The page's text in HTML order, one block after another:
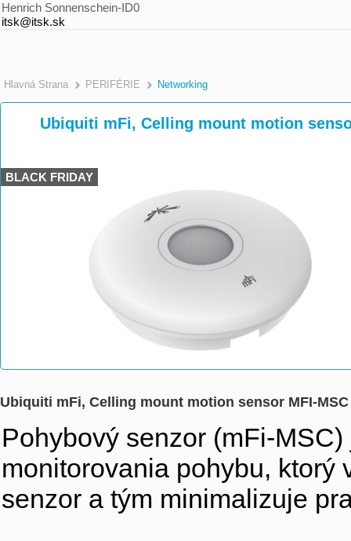
Henrich Sonnenschein-ID0
itsk@itsk.sk
Hlavná Strana >
PERIFÉRIE >
Networking
Ubiquiti mFi, Celling mount motion
BLACK FRIDAY
Ubiquiti mFi, Celling mount motion sensor MFI-MSC
Pohybový senzor (mFi-
monitorovania pohybu, ktorý
senzor a tým minimalizuje